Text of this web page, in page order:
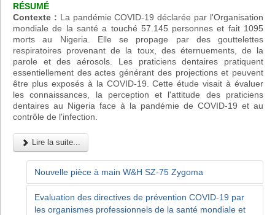
RÉSUMÉ
Contexte : La pandémie COVID-19 déclarée par l'Organisation
mondiale de la santé a touché 57.145 personnes et fait 1095
morts au Nigeria. Elle se propage par des gouttelettes
respiratoires provenant de la toux, des éternuements, de la
parole et des aérosols. Les praticiens dentaires pratiquent
essentiellement des actes générant des projections et peuvent
être plus exposés à la COVID-19. Cette étude visait à évaluer
les connaissances, la perception et l'attitude des praticiens
dentaires au Nigeria face à la pandémie de COVID-19 et au
contrôle de l'infection.
Lire la suite...
Nouvelle pièce à main W&H SZ-75 Zygoma
Evaluation des directives de prévention COVID-19 par
les organismes professionnels de la santé mondiale et